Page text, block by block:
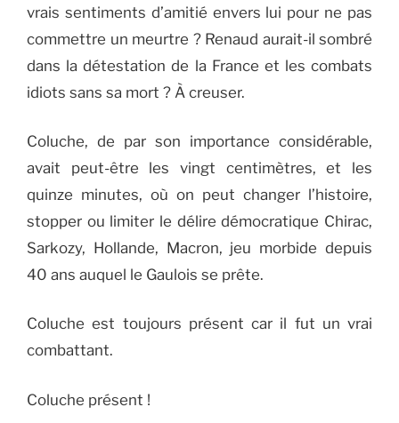
vrais sentiments d’amitié envers lui pour ne pas
commettre un meurtre ? Renaud aurait-il sombré
dans la détestation de la France et les combats
idiots sans sa mort ? À creuser.
Coluche, de par son importance considérable,
avait peut-être les vingt centimètres, et les
quinze minutes, où on peut changer l’histoire,
stopper ou limiter le délire démocratique Chirac,
Sarkozy, Hollande, Macron, jeu morbide depuis
40 ans auquel le Gaulois se prête.
Coluche est toujours présent car il fut un vrai
combattant.
Coluche présent !